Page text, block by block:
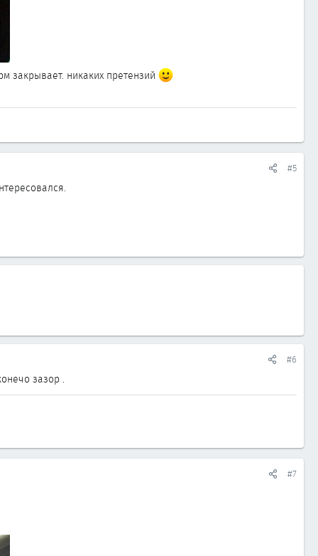
закрывает. никаких претензий
#5
#6
зазор .
#7